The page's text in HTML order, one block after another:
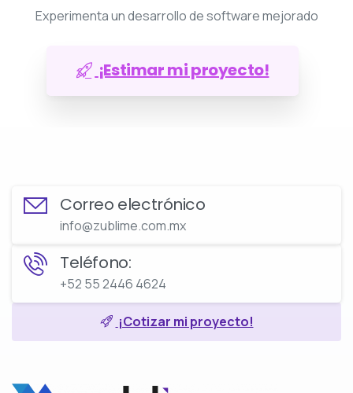
Experimenta un desarrollo de software mejorado
¡Estimar mi proyecto!
Correo electrónico
info@zublime.com.mx
Teléfono:
+52 55 2446 4624
¡Cotizar mi proyecto!